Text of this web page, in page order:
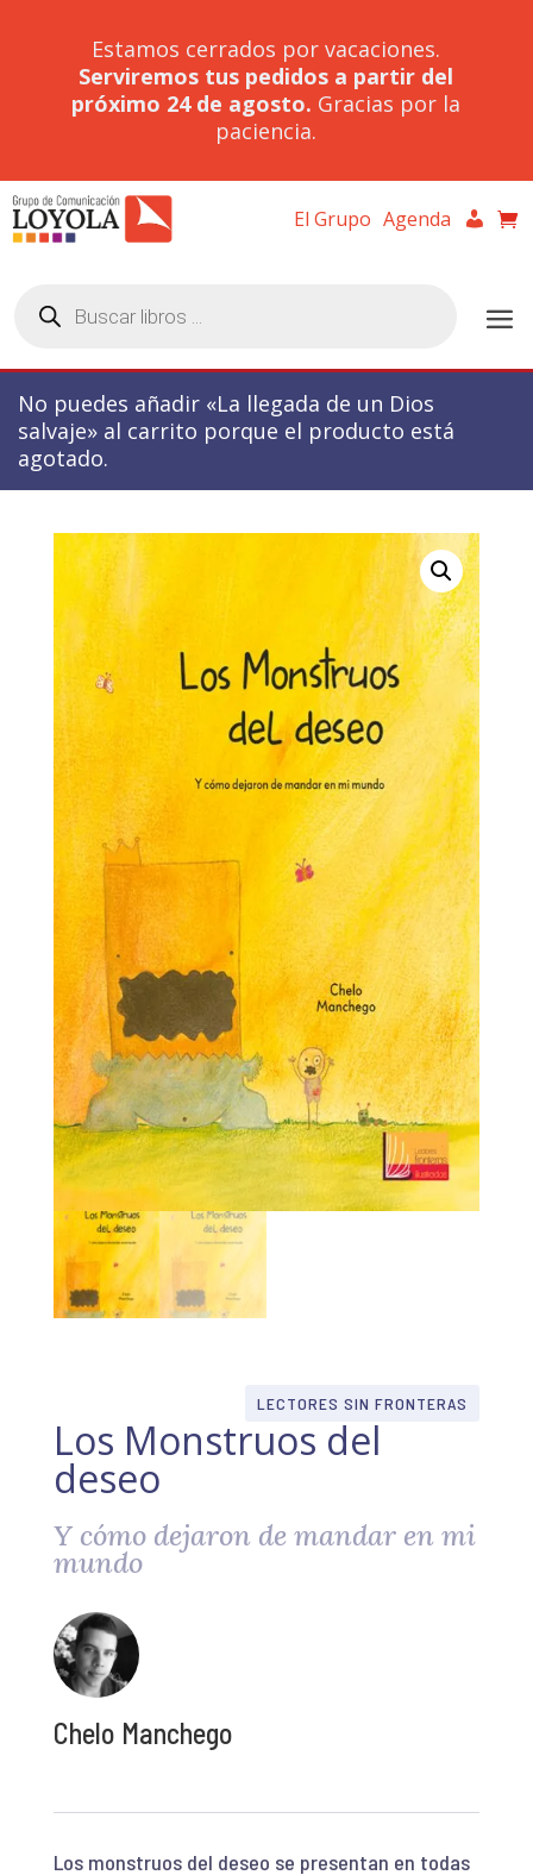
Estamos cerrados por vacaciones.
Serviremos tus pedidos a partir del
próximo 24 de agosto. Gracias por la
paciencia.
El Grupo Agenda
productos
No puedes añadir «La llegada de un Dios
salvaje» al carrito porque el producto está
agotado.
LECTORES SIN FRONTERAS
Los Monstruos del
deseo
Y cómo dejaron de mandar en mi
mundo
Chelo Manchego
Los monstruos del deseo se presentan en todas